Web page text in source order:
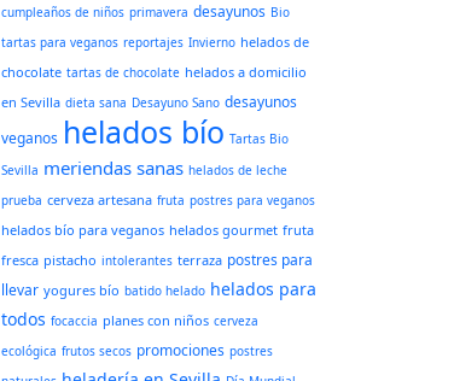
cumpleaños de niños primavera desayunos Bio
tartas para veganos reportajes Invierno helados de
chocolate tartas de chocolate helados a domicilio
en Sevilla dieta sana Desayuno Sano desayunos
veganos helados bío Tartas Bio
Sevilla meriendas sanas helados de leche
prueba cerveza artesana fruta postres para veganos
helados bío para veganos helados gourmet fruta
fresca pistacho intolerantes terraza postres para
llevar yogures bío batido helado helados para
todos focaccia planes con niños cerveza
ecológica frutos secos promociones postres